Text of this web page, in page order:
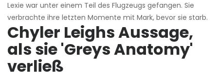
Lexie war unter einem Teil des Flugzeugs gefangen. Sie
verbrachte ihre letzten Momente mit Mark, bevor sie starb.
Chyler Leighs Aussage,
als sie 'Greys Anatomy'
verließ